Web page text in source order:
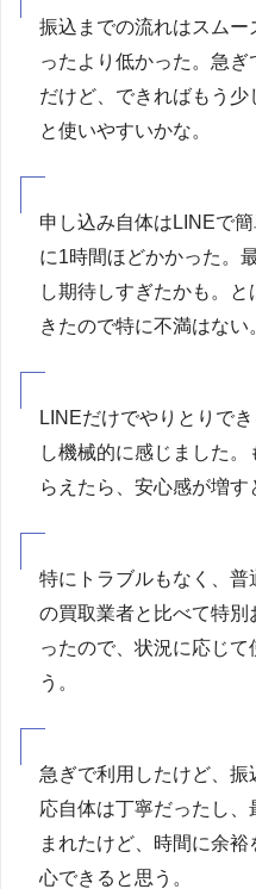
振込までの流れはスム
ったより低かった。急ぎ
だけど、できればもう
と使いやすいかな。
申し込み自体はLINEで
に1時間ほどかかった。
し期待しすぎたかも。
きたので特に不満はない
LINEだけでやりとりで
し機械的に感じました
らえたら、安心感が増す
特にトラブルもなく、
の買取業者と比べて特
ったので、状況に応じ
う。
急ぎで利用したけど、
応自体は丁寧だったし
まれたけど、時間に余
心できると思う。